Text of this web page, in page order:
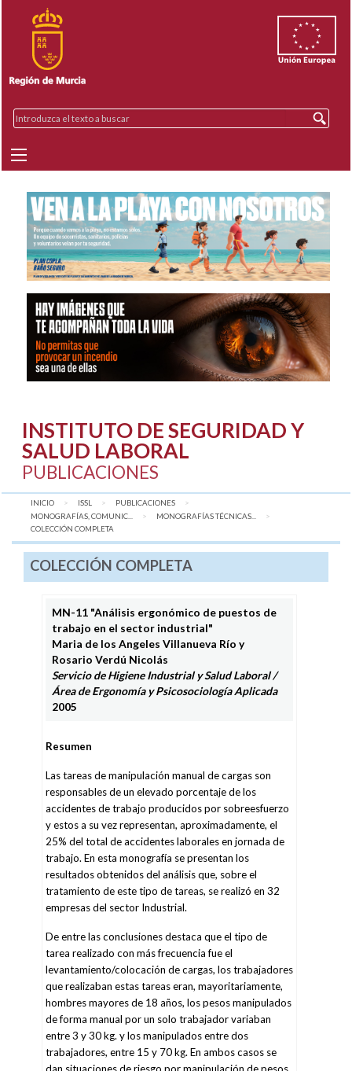
INSTITUTO DE SEGURIDAD Y
SALUD LABORAL
PUBLICACIONES
INICIO ISSL
PUBLICACIONES
MONOGRAFÍAS, COMUNIC...
MONOGRAFÍAS TÉCNICAS...
AQUÍ:
COLECCIÓN COMPLETA
COLECCIÓN COMPLETA
MN-11 "Análisis ergonómico de puestos de
trabajo en el sector industrial"
Maria de los Angeles Villanueva Río y
Rosario Verdú Nicolás
Servicio de Higiene Industrial y Salud Laboral /
Área de Ergonomía y Psicosociología Aplicada
2005
Resumen
Las tareas de manipulación manual de cargas son
responsables de un elevado porcentaje de los
accidentes de trabajo producidos por sobreesfuerzo
y estos a su vez representan, aproximadamente, el
25% del total de accidentes laborales en jornada de
trabajo. En esta monografía se presentan los
resultados obtenidos del análisis que, sobre el
tratamiento de este tipo de tareas, se realizó en 32
empresas del sector Industrial.
De entre las conclusiones destaca que el tipo de
tarea realizado con más frecuencia fue el
levantamiento/colocación de cargas, los trabajadores
que realizaban estas tareas eran, mayoritariamente,
hombres mayores de 18 años, los pesos manipulados
de forma manual por un solo trabajador variaban
entre 3 y 30 kg. y los manipulados entre dos
trabajadores, entre 15 y 70 kg. En ambos casos se
dan situaciones de riesgo por manipulación de pesos